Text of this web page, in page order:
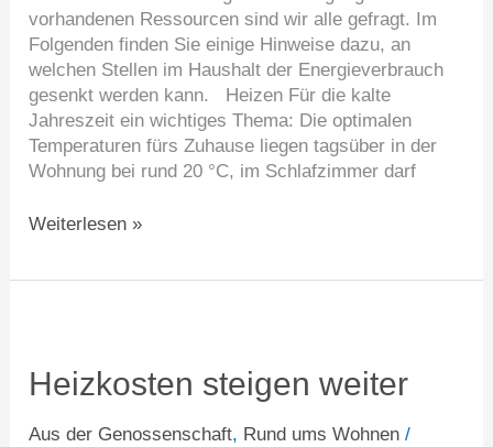
vorhandenen Ressourcen sind wir alle gefragt. Im
Folgenden finden Sie einige Hinweise dazu, an
welchen Stellen im Haushalt der Energieverbrauch
gesenkt werden kann. Heizen Für die kalte
Jahreszeit ein wichtiges Thema: Die optimalen
Temperaturen fürs Zuhause liegen tagsüber in der
Wohnung bei rund 20 °C, im Schlafzimmer darf
Weiterlesen »
Heizkosten steigen weiter
Aus der Genossenschaft, Rund ums Wohnen /
weiter